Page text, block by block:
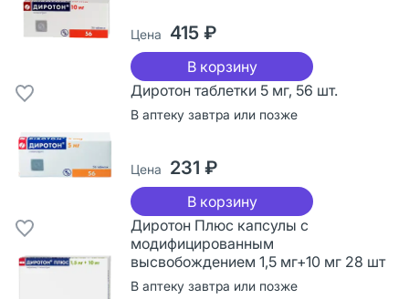
Цена 415 ₽
В корзину
Диротон таблетки 5 мг, 56 шт.
В аптеку завтра или позже
Цена 231 ₽
В корзину
Диротон Плюс капсулы с
модифицированным
высвобождением 1,5 мг+10 мг 28 шт
В аптеку завтра или позже